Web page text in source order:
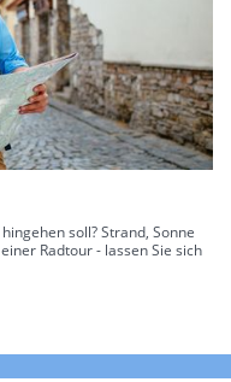
soll? Strand, Sonne
Radtour - lassen Sie sich